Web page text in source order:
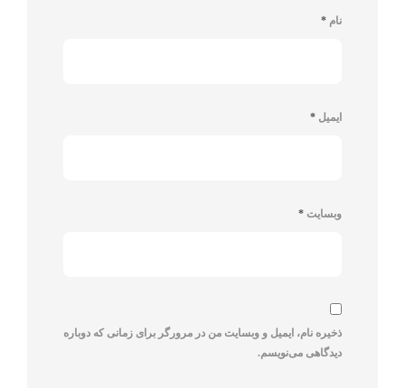
نام *
ایمیل *
وبسایت *
ذخیره نام، ایمیل و وبسایت من در مرورگر برای زمانی که دوباره
دیدگاهی می‌نویسم.